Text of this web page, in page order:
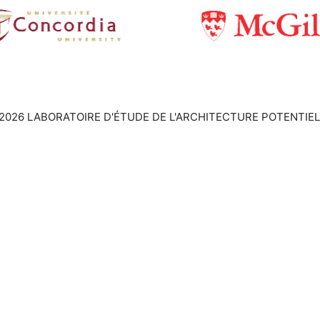
LABORATOIRE D'ÉTUDE DE L'ARCHITECTURE